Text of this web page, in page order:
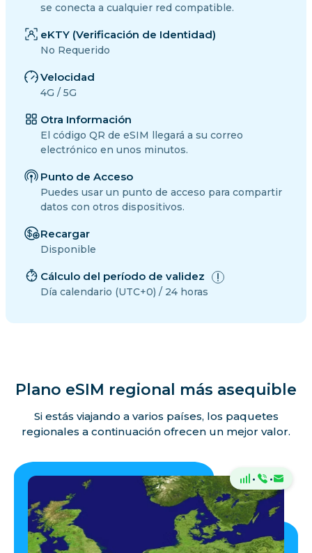
se conecta a cualquier red compatible.
eKTY (Verificación de Identidad)
No Requerido
Velocidad
4G / 5G
Otra Información
El código QR de eSIM llegará a su correo
electrónico en unos minutos.
Punto de Acceso
Puedes usar un punto de acceso para compartir
datos con otros dispositivos.
Recargar
Disponible
Cálculo del período de validez
Día calendario (UTC+0) / 24 horas
Plano eSIM regional más asequible
Si estás viajando a varios países, los paquetes
regionales a continuación ofrecen un mejor valor.
· ·